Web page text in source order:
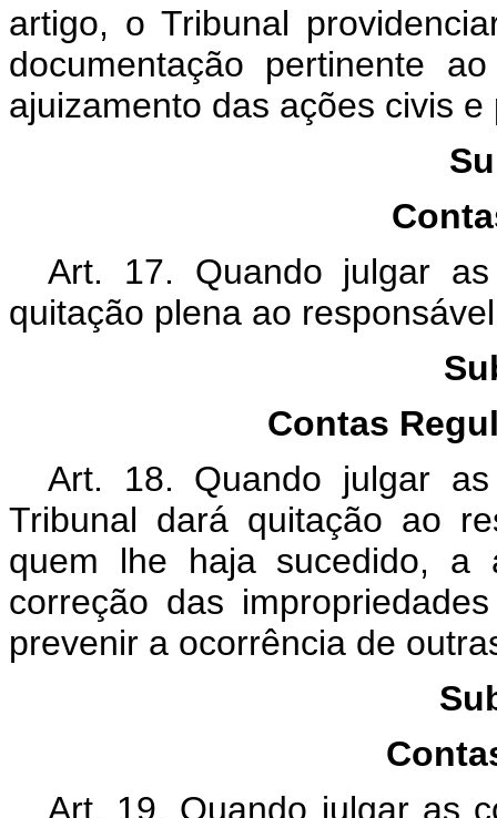
artigo, o Tribunal
documentação pertinente
ajuizamento das ações civis
Art. 17. Quando julgar
quitação plena ao
Contas
Art. 18. Quando julgar
Tribunal dará quitação ao
quem lhe haja sucedido, a
correção das
prevenir a ocorrência de
Art. 19. Quando julgar as